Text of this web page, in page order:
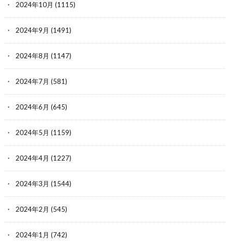
2024年10月 (1115)
2024年9月 (1491)
2024年8月 (1147)
2024年7月 (581)
2024年6月 (645)
2024年5月 (1159)
2024年4月 (1227)
2024年3月 (1544)
2024年2月 (545)
2024年1月 (742)